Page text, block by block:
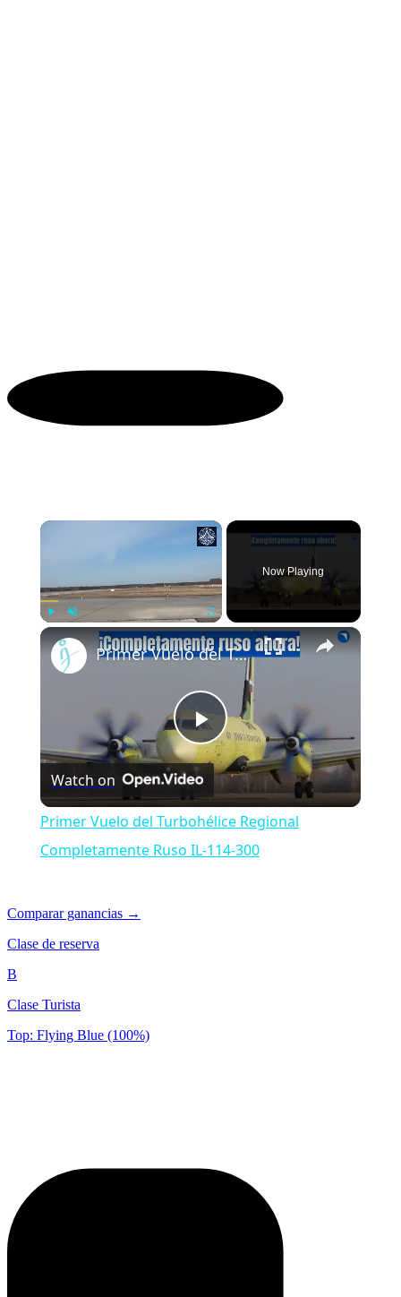
×
Fullscreen
Now Playing
×
Play
Video
Primer Vuelo del Turbohélice Regional Completamente Ruso IL-114-300
Watch on
Primer Vuelo del Turbohélice Regional
Completamente Ruso IL-114-300
Comparar ganancias →
Clase de reserva
B
Clase Turista
Top: Flying Blue (100%)